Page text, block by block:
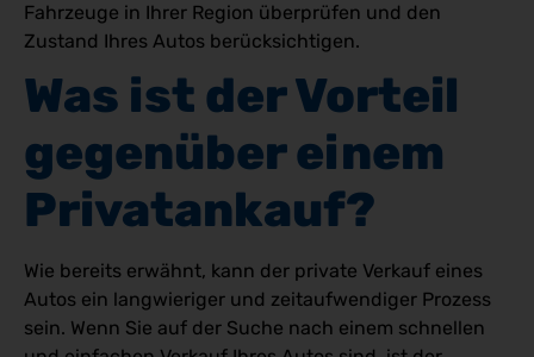
Fahrzeuge in Ihrer Region überprüfen und den
Zustand Ihres Autos berücksichtigen.
Was ist der Vorteil
gegenüber einem
Privatankauf?
Wie bereits erwähnt, kann der private Verkauf eines
Autos ein langwieriger und zeitaufwendiger Prozess
sein. Wenn Sie auf der Suche nach einem schnellen